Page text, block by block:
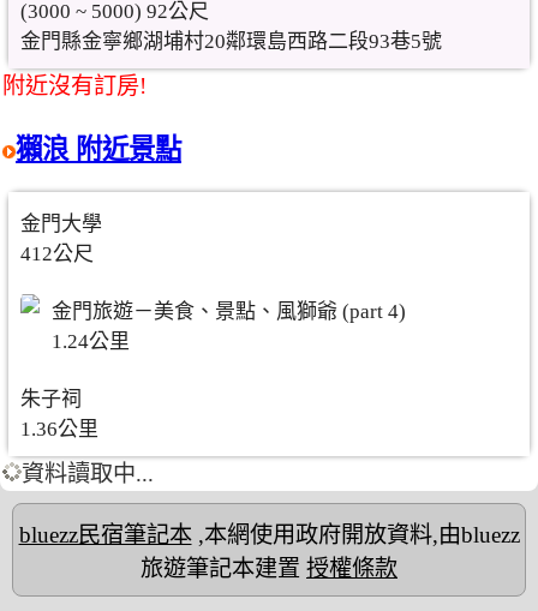
(3000 ~ 5000) 92公尺
金門縣金寧鄉湖埔村20鄰環島西路二段93巷5號
附近沒有訂房!
獺浪 附近景點
金門大學
412公尺
金門旅遊－美食、景點、風獅爺 (part 4)
1.24公里
朱子祠
1.36公里
資料讀取中...
bluezz民宿筆記本,本網使用政府開放資料,由bluezz
旅遊筆記本建置 授權條款